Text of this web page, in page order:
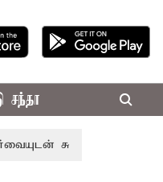
வேளாண் பட்ஜெட்: